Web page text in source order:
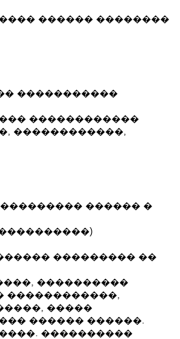
������ ��������
�����������
������������
������������,
������ �
��������� ��
����������
������������,
�����
������ ������.
����������